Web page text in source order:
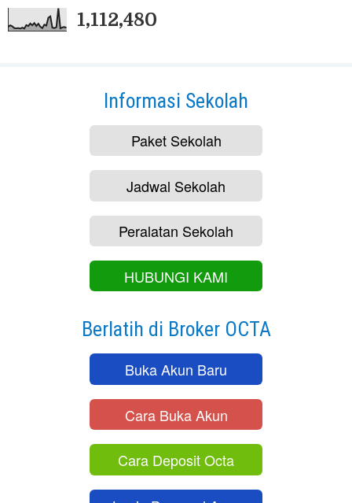
1,112,480
Informasi Sekolah
Paket Sekolah
Jadwal Sekolah
Peralatan Sekolah
HUBUNGI KAMI
Berlatih di Broker OCTA
Buka Akun Baru
Cara Buka Akun
Cara Deposit Octa